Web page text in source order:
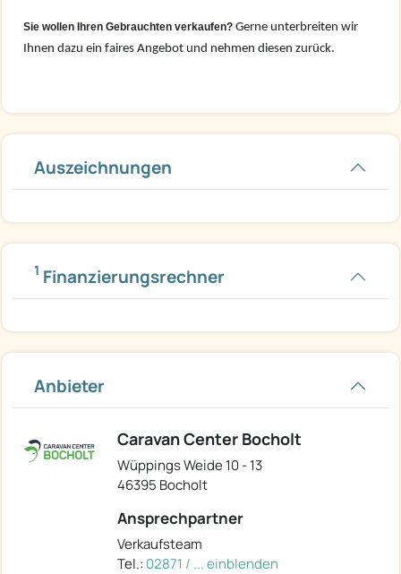
Sie wollen Ihren Gebrauchten verkaufen? Gerne unterbreiten wir
Ihnen dazu ein faires Angebot und nehmen diesen zurück.
Auszeichnungen
1 Finanzierungsrechner
Anbieter
Caravan Center Bocholt
Wüppings Weide 10 - 13
46395 Bocholt
Ansprechpartner
Verkaufsteam
Tel.: 02871 / ... einblenden